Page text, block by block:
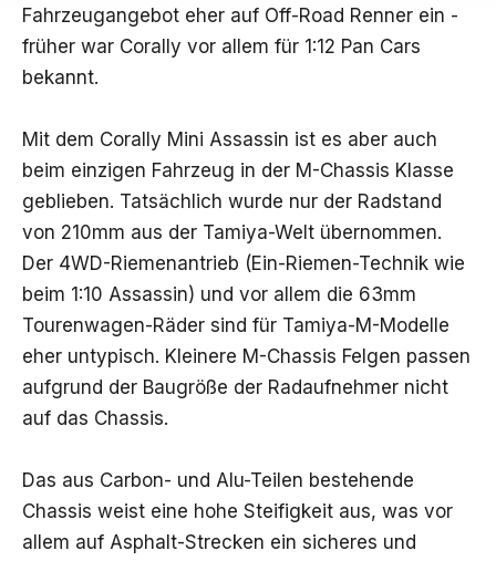
Fahrzeugangebot eher auf Off-Road Renner ein -
früher war Corally vor allem für 1:12 Pan Cars
bekannt.
Mit dem Corally Mini Assassin ist es aber auch
beim einzigen Fahrzeug in der M-Chassis Klasse
geblieben. Tatsächlich wurde nur der Radstand
von 210mm aus der Tamiya-Welt übernommen.
Der 4WD-Riemenantrieb (Ein-Riemen-Technik wie
beim 1:10 Assassin) und vor allem die 63mm
Tourenwagen-Räder sind für Tamiya-M-Modelle
eher untypisch. Kleinere M-Chassis Felgen passen
aufgrund der Baugröße der Radaufnehmer nicht
auf das Chassis.
Das aus Carbon- und Alu-Teilen bestehende
Chassis weist eine hohe Steifigkeit aus, was vor
allem auf Asphalt-Strecken ein sicheres und